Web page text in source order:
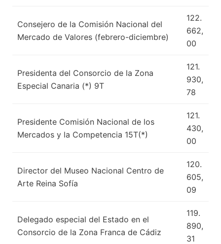
Consejero de la Comisión Nacional del
Mercado de Valores (febrero-diciembre)
122.
662,
00
Presidenta del Consorcio de la Zona
Especial Canaria (*) 9T
121.
930,
78
Presidente Comisión Nacional de los
Mercados y la Competencia 15T(*)
121.
430,
00
Director del Museo Nacional Centro de
Arte Reina Sofía
120.
605,
09
Delegado especial del Estado en el
Consorcio de la Zona Franca de Cádiz
119.
890,
31